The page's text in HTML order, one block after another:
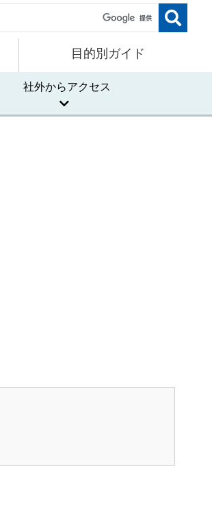
目的別ガイド
社外からアクセス